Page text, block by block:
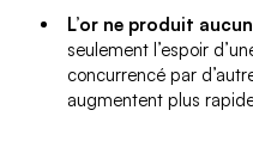
L’or ne produit
seulement l’espoir
concurrencé par
augmentent plus